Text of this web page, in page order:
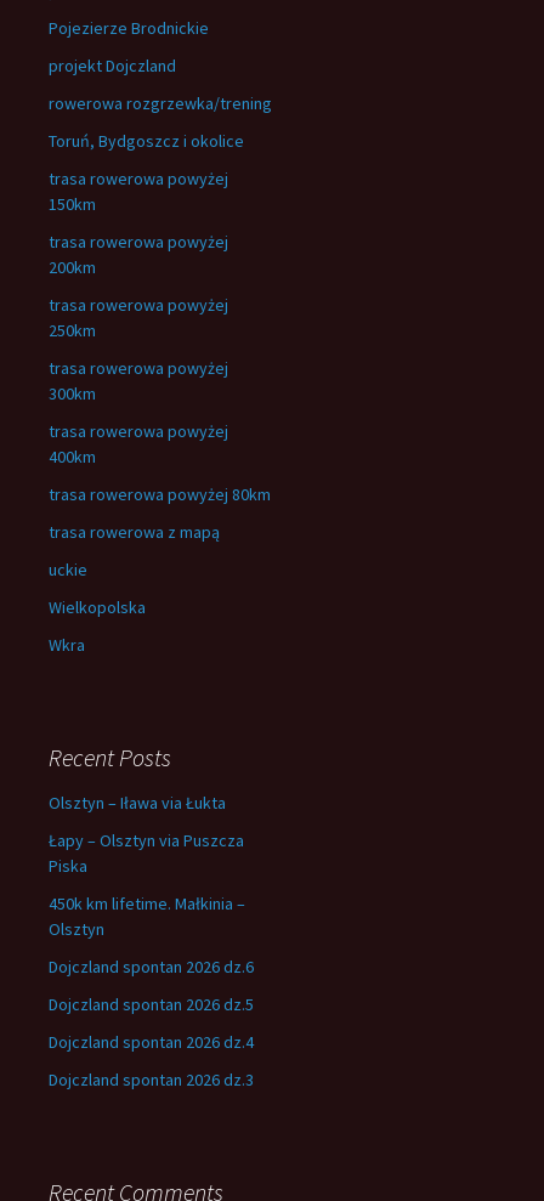
Pojezierze Brodnickie
projekt Dojczland
rowerowa rozgrzewka/trening
Toruń, Bydgoszcz i okolice
trasa rowerowa powyżej
150km
trasa rowerowa powyżej
200km
trasa rowerowa powyżej
250km
trasa rowerowa powyżej
300km
trasa rowerowa powyżej
400km
trasa rowerowa powyżej 80km
trasa rowerowa z mapą
uckie
Wielkopolska
Wkra
Recent Posts
Olsztyn – Iława via Łukta
Łapy – Olsztyn via Puszcza
Piska
450k km lifetime. Małkinia –
Olsztyn
Dojczland spontan 2026 dz.6
Dojczland spontan 2026 dz.5
Dojczland spontan 2026 dz.4
Dojczland spontan 2026 dz.3
Recent Comments